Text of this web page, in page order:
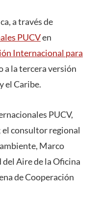
a través de
PUCVen
Internacional para
a la tercera versión
el Caribe.
PUCV,
consultor regional
Marco
Aire de la Oficina
de Cooperación